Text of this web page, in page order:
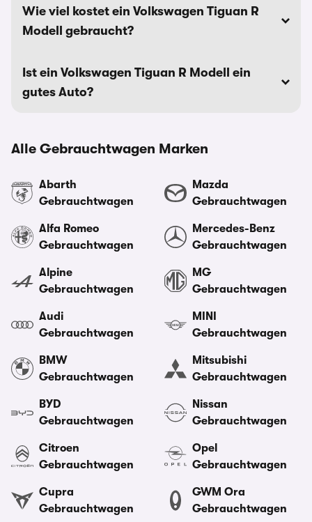
Wie viel kostet ein Volkswagen Tiguan R
Modell gebraucht?
Ist ein Volkswagen Tiguan R Modell ein
gutes Auto?
Alle Gebrauchtwagen Marken
Abarth
Gebrauchtwagen
Alfa Romeo
Gebrauchtwagen
Alpine
Gebrauchtwagen
Audi
Gebrauchtwagen
BMW
Gebrauchtwagen
BYD
Gebrauchtwagen
Citroen
Gebrauchtwagen
Cupra
Gebrauchtwagen
Mazda
Gebrauchtwagen
Mercedes-Benz
Gebrauchtwagen
MG
Gebrauchtwagen
MINI
Gebrauchtwagen
Mitsubishi
Gebrauchtwagen
Nissan
Gebrauchtwagen
Opel
Gebrauchtwagen
GWM Ora
Gebrauchtwagen